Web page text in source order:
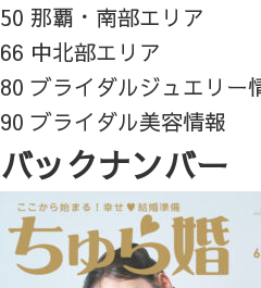
50 那覇・南部エリア
66 中北部エリア
80 ブライダルジュエリー
90 ブライダル美容情報
バックナンバー